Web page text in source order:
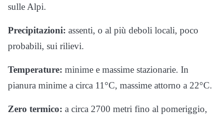
sulle Alpi.
Precipitazioni: assenti, o al più deboli locali, poco
probabili, sui rilievi.
Temperature: minime e massime stazionarie. In
pianura minime a circa 11°C, massime attorno a 22°C.
Zero termico: a circa 2700 metri fino al pomeriggio,